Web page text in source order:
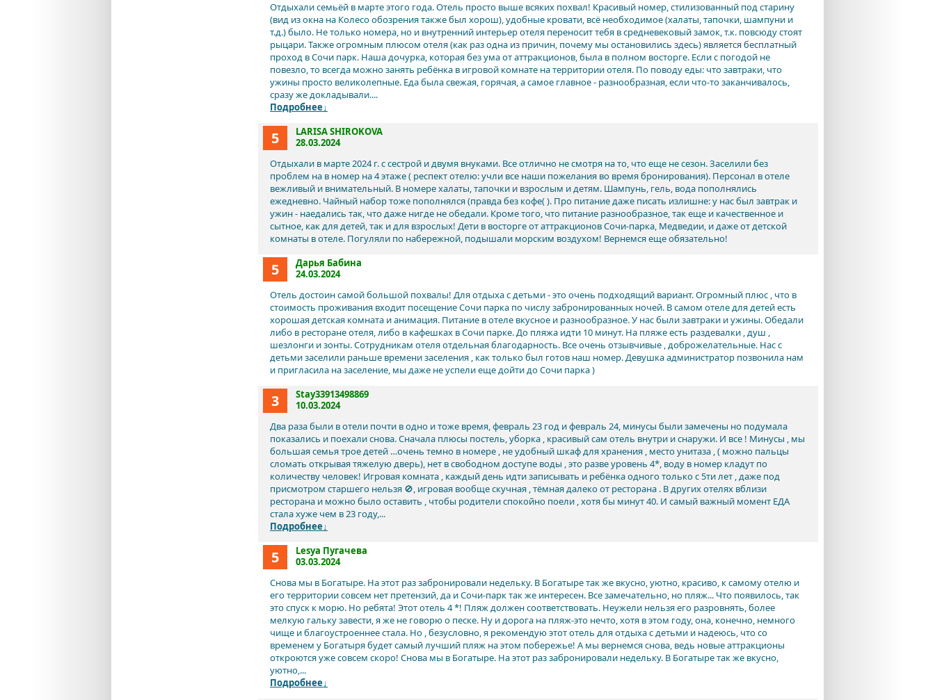
Отдыхали семьёй в марте этого года. Отель просто выше всяких похвал! Красивый номер, стилизованный под старину
(вид из окна на Колесо обозрения также был хорош), удобные кровати, всё необходимое (халаты, тапочки, шампуни и
т.д.) было. Не только номера, но и внутренний интерьер отеля переносит тебя в средневековый замок, т.к. повсюду стоят
рыцари. Также огромным плюсом отеля (как раз одна из причин, почему мы остановились здесь) является бесплатный
проход в Сочи парк. Наша дочурка, которая без ума от аттракционов, была в полном восторге. Если с погодой не
повезло, то всегда можно занять ребёнка в игровой комнате на территории отеля. По поводу еды: что завтраки, что
ужины просто великолепные. Еда была свежая, горячая, а самое главное - разнообразная, если что-то заканчивалось,
сразу же докладывали....
Подробнее↓
5
LARISA SHIROKOVA
28.03.2024
Отдыхали в марте 2024 г. с сестрой и двумя внуками. Все отлично не смотря на то, что еще не сезон. Заселили без
проблем на в номер на 4 этаже ( респект отелю: учли все наши пожелания во время бронирования). Персонал в отеле
вежливый и внимательный. В номере халаты, тапочки и взрослым и детям. Шампунь, гель, вода пополнялись
ежедневно. Чайный набор тоже пополнялся (правда без кофе( ). Про питание даже писать излишне: у нас был завтрак и
ужин - наедались так, что даже нигде не обедали. Кроме того, что питание разнообразное, так еще и качественное и
сытное, как для детей, так и для взрослых! Дети в восторге от аттракционов Сочи-парка, Медведии, и даже от детской
комнаты в отеле. Погуляли по набережной, подышали морским воздухом! Вернемся еще обязательно!
5
Дарья Бабина
24.03.2024
Отель достоин самой большой похвалы! Для отдыха с детьми - это очень подходящий вариант. Огромный плюс , что в
стоимость проживания входит посещение Сочи парка по числу забронированных ночей. В самом отеле для детей есть
хорошая детская комната и анимация. Питание в отеле вкусное и разнообразное. У нас были завтраки и ужины. Обедали
либо в ресторане отеля, либо в кафешках в Сочи парке. До пляжа идти 10 минут. На пляже есть раздевалки , душ ,
шезлонги и зонты. Сотрудникам отеля отдельная благодарность. Все очень отзывчивые , доброжелательные. Нас с
детьми заселили раньше времени заселения , как только был готов наш номер. Девушка администратор позвонила нам
и пригласила на заселение, мы даже не успели еще дойти до Сочи парка )
3
Stay33913498869
10.03.2024
Два раза были в отели почти в одно и тоже время, февраль 23 год и февраль 24, минусы были замечены но подумала
показались и поехали снова. Сначала плюсы постель, уборка , красивый сам отель внутри и снаружи. И все ! Минусы , мы
большая семья трое детей …очень темно в номере , не удобный шкаф для хранения , место унитаза , ( можно пальцы
сломать открывая тяжелую дверь), нет в свободном доступе воды , это разве уровень 4*, воду в номер кладут по
количеству человек! Игровая комната , каждый день идти записывать и ребёнка одного только с 5ти лет , даже под
присмотром старшего нельзя 🚫, игровая вообще скучная , тёмная далеко от ресторана . В других отелях вблизи
ресторана и можно было оставить , чтобы родители спокойно поели , хотя бы минут 40. И самый важный момент ЕДА
стала хуже чем в 23 году,...
Подробнее↓
5
Lesya Пугачева
03.03.2024
Снова мы в Богатыре. На этот раз забронировали недельку. В Богатыре так же вкусно, уютно, красиво, к самому отелю и
его территории совсем нет претензий, да и Сочи-парк так же интересен. Все замечательно, но пляж... Что появилось, так
это спуск к морю. Но ребята! Этот отель 4 *! Пляж должен соответствовать. Неужели нельзя его разровнять, более
мелкую гальку завести, я же не говорю о песке. Ну и дорога на пляж-это нечто, хотя в этом году, она, конечно, немного
чище и благоустроеннее стала. Но , безусловно, я рекомендую этот отель для отдыха с детьми и надеюсь, что со
временем у Богатыря будет самый лучший пляж на этом побережье! А мы вернемся снова, ведь новые аттракционы
откроются уже совсем скоро! Снова мы в Богатыре. На этот раз забронировали недельку. В Богатыре так же вкусно,
уютно,...
Подробнее↓